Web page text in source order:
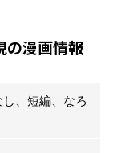
の漫画情報
、短編、なろ